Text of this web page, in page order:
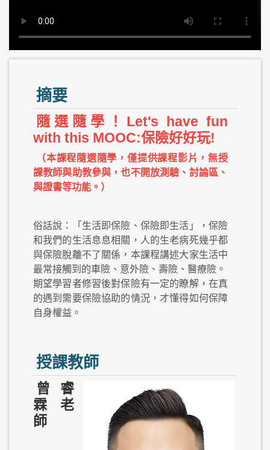
摘要
隨選隨學！Let's have fun
with this MOOC:保險好好玩!
（本課程隨選隨學，僅提供課程影片，無授
課教師與助教參與，也不開放測驗、討論區、
與證書等功能。）
俗話說：「生活即保險、保險即生活」，保險
和我們的生活息息相關，人的生老病死幾乎都
與保險脫離不了關係，本課程講述大家生活中
最常接觸到的車險、意外險、壽險、醫療險。
期望學習者修習後對保險有一定的瞭解，在真
的遇到需要保險協助的情況，才懂得如何保障
自身權益。
授課教師
曾睿
霖 老
師